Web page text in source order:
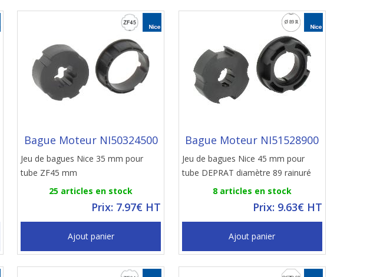
Bague Moteur NI50324500
Jeu de bagues Nice 35 mm pour
tube ZF45 mm
25 articles en stock
Prix: 7.97€ HT
Ajout panier
Bague Moteur NI51528900
Jeu de bagues Nice 45 mm pour
tube DEPRAT diamètre 89 rainuré
8 articles en stock
Prix: 9.63€ HT
Ajout panier